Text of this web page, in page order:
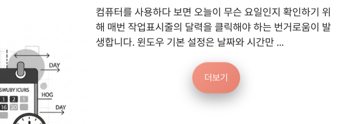
컴퓨터를 사용하다 보면 오늘이 무슨 요일인지 확인하기 위
해 매번 작업표시줄의 달력을 클릭해야 하는 번거로움이 발
생합니다. 윈도우 기본 설정은 날짜와 시간만 ...
더보기